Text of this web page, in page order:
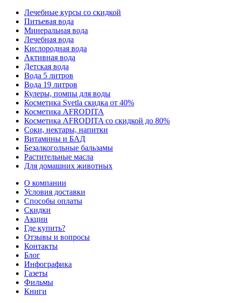
Лечебные курсы со скидкой
Питьевая вода
Минеральная вода
Лечебная вода
Кислородная вода
Активная вода
Детская вода
Вода 5 литров
Вода 19 литров
Кулеры, помпы для воды
Косметика Svetla скидка от 40%
Косметика AFRODITA
Косметика AFRODITA со скидкой до 80%
Соки, нектары, напитки
Витамины и БАД
Безалкогольные бальзамы
Растительные масла
Для домашних животных
О компании
Условия доставки
Способы оплаты
Скидки
Акции
Где купить?
Отзывы и вопросы
Контакты
Блог
Инфографика
Газеты
Фильмы
Книги